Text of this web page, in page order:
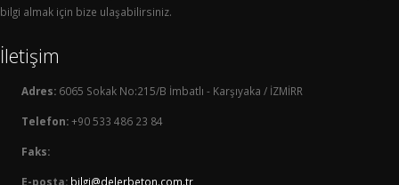
bilgi almak için bize ulaşabilirsiniz.
İletişim
Adres: 6065 Sokak No:215/B İmbatlı - Karşıyaka / İZMİRR
Telefon:+90 533 486 23 84
Faks:
E-posta: bilgi@delerbeton.com.tr